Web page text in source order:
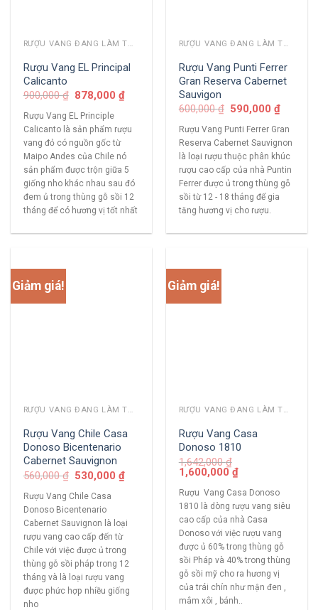
RƯỢU VANG ĐANG LÀM THỊ TRƯỜNG
Rượu Vang EL Principal
Calicanto
900,000₫ 878,000₫
Rượu Vang EL Principle
Calicanto là sản phẩm rượu
vang đỏ có nguồn gốc từ
Maipo Andes của Chile nó
sản phẩm được trộn giữa 5
giống nho khác nhau sau đó
đem ủ trong thùng gỗ sồi 12
tháng để có hương vị tốt nhất
RƯỢU VANG ĐANG LÀM THỊ TRƯỜNG
Rượu Vang Punti Ferrer
Gran Reserva Cabernet
Sauvigon
600,000₫ 590,000₫
Rượu Vang Punti Ferrer Gran
Reserva Cabernet Sauvignon
là loại rượu thuộc phân khúc
rượu cao cấp của nhà Puntin
Ferrer được ủ trong thùng gỗ
sồi từ 12 - 18 tháng để gia
tăng hương vị cho rượu.
Giảm giá!
RƯỢU VANG ĐANG LÀM THỊ TRƯỜNG
Rượu Vang Chile Casa
Donoso Bicentenario
Cabernet Sauvignon
560,000₫ 530,000₫
Rượu Vang Chile Casa
Donoso Bicentenario
Cabernet Sauvignon là loại
rượu vang cao cấp đến từ
Chile với việc được ủ trong
thùng gỗ sồi pháp trong 12
tháng và là loại rượu vang
được phức hợp nhiều giống
nho
Giảm giá!
RƯỢU VANG ĐANG LÀM THỊ TRƯỜNG
Rượu Vang Casa
Donoso 1810
1,642,000₫
1,600,000₫
Rượu Vang Casa Donoso
1810 là dòng rượu vang siêu
cao cấp của nhà Casa
Donoso với việc rượu vang
được ủ 60% trong thùng gỗ
sồi Pháp và 40% trong thùng
gỗ sồi mỹ cho ra hương vị
của trái chín như mận đen ,
mâm xôi , bánh..